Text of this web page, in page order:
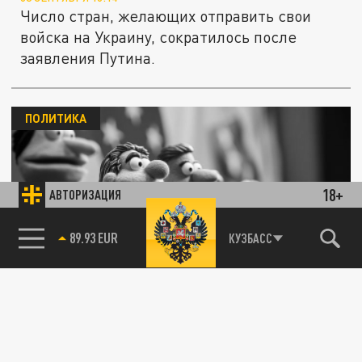
АВТОРИЗАЦИЯ 18+
85.64 BRENT КУЗБАСС
Число стран, желающих отправить свои
войска на Украину, сократилось после
заявления Путина.
Уиткофф выдержал только 20 минут:
спецпосланник США покинул встречу
"коалиции желающих"
ПОЛИТИКА